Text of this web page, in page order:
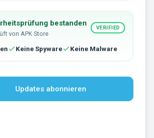
bestanden
von APK Store
VERIFIED
Keine Spyware Keine Malware
Updates abonnieren